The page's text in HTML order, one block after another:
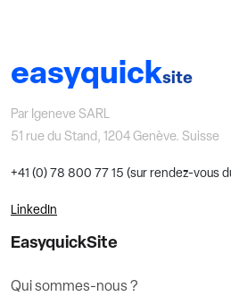
easyquicksite
Par Igeneve SARL
51 rue du Stand, 1204 Genève. Suisse
+41 (0) 78 800 77 15 (sur rendez-vous
LinkedIn
EasyquickSite
Qui sommes-nous ?